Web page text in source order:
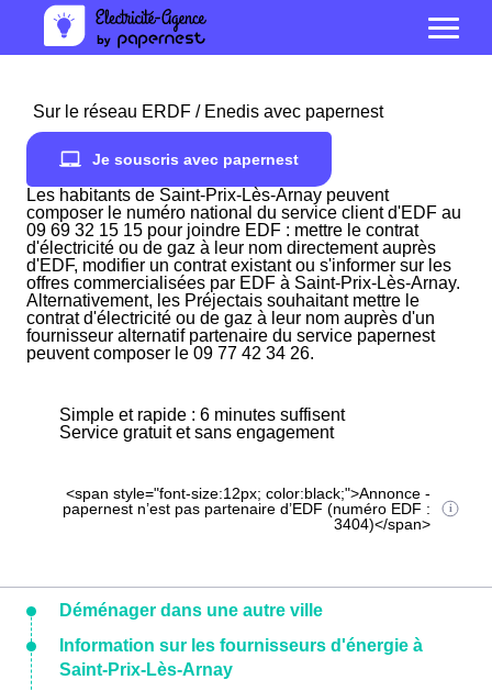
Sur le réseau ERDF / Enedis avec papernest
Je souscris avec papernest
Les habitants de Saint-Prix-Lès-Arnay peuvent
composer le numéro national du service client d'EDF au
09 69 32 15 15 pour joindre EDF : mettre le contrat
d'électricité ou de gaz à leur nom directement auprès
d'EDF, modifier un contrat existant ou s'informer sur les
offres commercialisées par EDF à Saint-Prix-Lès-Arnay.
Alternativement, les Préjectais souhaitant mettre le
contrat d'électricité ou de gaz à leur nom auprès d'un
fournisseur alternatif partenaire du service papernest
peuvent composer le 09 77 42 34 26.
Simple et rapide : 6 minutes suffisent
Service gratuit et sans engagement
<span style="font-size:12px; color:black;">Annonce -
papernest n’est pas partenaire d’EDF (numéro EDF :
3404)</span>
Déménager dans une autre ville
Information sur les fournisseurs d'énergie à
Saint-Prix-Lès-Arnay